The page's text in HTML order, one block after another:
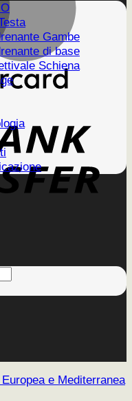
Gambe
di base
Schiena
e Mediterranea